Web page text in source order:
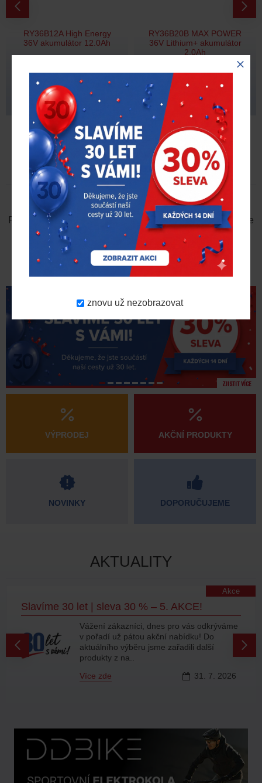
znovu už nezobrazovat
RY36B12A High Energy
36V akumulátor 12.0Ah
RY36B20B MAX POWER
36V Lithium+ akumulátor
2.0Ah
RECENZE
NAPSAT RECENZI
Prosím přihlaste se nebo se registrujtepro napsání recenze
ZJISTIT VÍCE
VÝPRODEJ
NOVINKY
AKČNÍ PRODUKTY
DOPORUČUJEME
AKTUALITY
Slavíme 30 let | sleva 30 % – 5. AKCE!
Akce
31. 7. 2026
Vážení zákazníci, dnes pro vás odkrýváme
v pořadí už pátou akční nabídku! Do
aktuálního výběru jsme zařadili další
produkty z na..
Více zde